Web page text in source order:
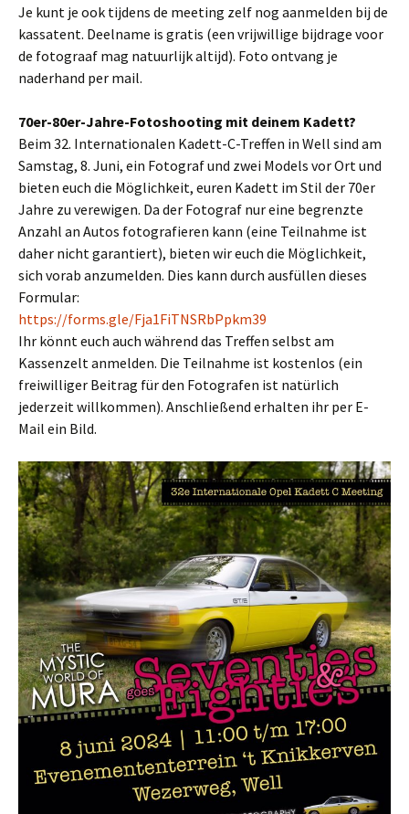
Je kunt je ook tijdens de meeting zelf nog aanmelden bij de
kassatent. Deelname is gratis (een vrijwillige bijdrage voor
de fotograaf mag natuurlijk altijd). Foto ontvang je
naderhand per mail.
70er-80er-Jahre-Fotoshooting mit deinem Kadett?
Beim 32. Internationalen Kadett-C-Treffen in Well sind am
Samstag, 8. Juni, ein Fotograf und zwei Models vor Ort und
bieten euch die Möglichkeit, euren Kadett im Stil der 70er
Jahre zu verewigen. Da der Fotograf nur eine begrenzte
Anzahl an Autos fotografieren kann (eine Teilnahme ist
daher nicht garantiert), bieten wir euch die Möglichkeit,
sich vorab anzumelden. Dies kann durch ausfüllen dieses
Formular:
https://forms.gle/Fja1FiTNSRbPpkm39
Ihr könnt euch auch während das Treffen selbst am
Kassenzelt anmelden. Die Teilnahme ist kostenlos (ein
freiwilliger Beitrag für den Fotografen ist natürlich
jederzeit willkommen). Anschließend erhalten ihr per E-
Mail ein Bild.